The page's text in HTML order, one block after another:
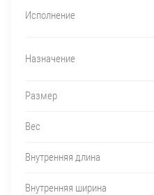
Исполнение
Назначение
Размер
Вес
Внутренняя длина
Внутренняя ширина